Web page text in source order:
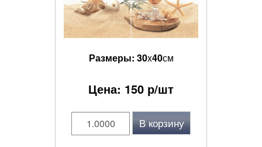
Размеры: 30x40см
Цена: 150 р/шт
В корзину